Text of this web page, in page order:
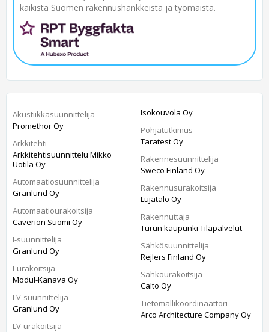
kaikista Suomen rakennushankkeista ja työmaista.
Akustiikkasuunnittelija
Promethor Oy
Arkkitehti
Arkkitehtisuunnittelu Mikko
Uotila Oy
Automaatiosuunnittelija
Granlund Oy
Automaatiourakoitsija
Caverion Suomi Oy
I-suunnittelija
Granlund Oy
I-urakoitsija
Modul-Kanava Oy
LV-suunnittelija
Granlund Oy
LV-urakoitsija
Isokouvola Oy
Pohjatutkimus
Taratest Oy
Rakennesuunnittelija
Sweco Finland Oy
Rakennusurakoitsija
Lujatalo Oy
Rakennuttaja
Turun kaupunki Tilapalvelut
Sähkösuunnittelija
Rejlers Finland Oy
Sähköurakoitsija
Calto Oy
Tietomallikoordinaattori
Arco Architecture Company Oy